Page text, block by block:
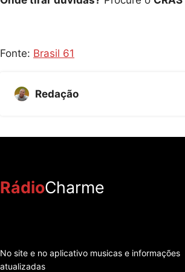
Fonte: Brasil 61
Redação
RádioCharme
No site e no aplicativo musicas e informações
atualizadas